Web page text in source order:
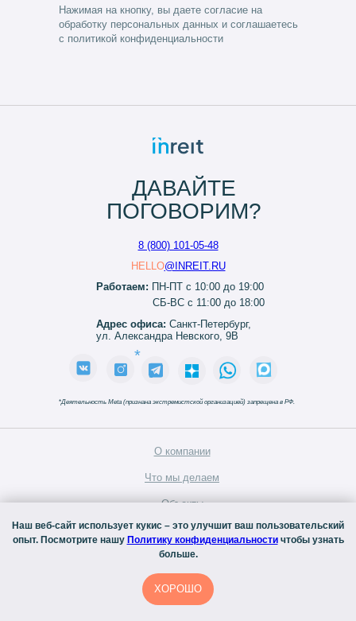
Нажимая на кнопку, вы даете согласие на
обработку персональных данных и соглашаетесь
с политикой конфиденциальности
Наш веб-сайт использует кукис – это улучшит ваш пользовательский
опыт. Посмотрите нашу Политику конфиденциальностичтобы узнать
больше.
ХОРОШО
О компании
Блог
Объекты
Что мы делаем
Контакты
Управляющая компания
ДАВАЙТЕ
ПОГОВОРИМ?
8 (800) 101-05-48
HELLO@INREIT.RU
Агентам
Работаем: ПН-ПТ с 10:00 до 19:00
СБ-ВС с 11:00 до 18:00
Адрес офиса: Санкт-Петербург,
ул. Александра Невского, 9В
*
*Деятельность Meta (признана экстремистской организацией) запрещена в РФ.